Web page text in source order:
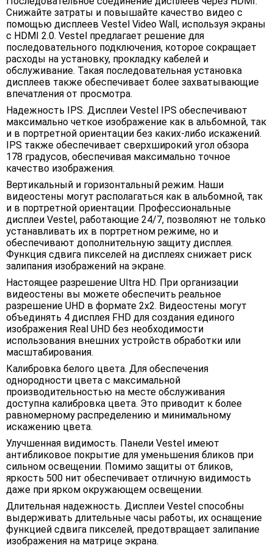
Снижайте затраты и повышайте качество видео с
помощью дисплеев Vestel Video Wall, используя экраны
с HDMI 2.0. Vestel предлагает решение для
последовательного подключения, которое сокращает
расходы на установку, прокладку кабелей и
обслуживание. Такая последовательная установка
дисплеев также обеспечивает более захватывающие
впечатления от просмотра.
Надежность IPS. Дисплеи Vestel IPS обеспечивают
максимально четкое изображение как в альбомной, так
и в портретной ориентации без каких-либо искажений.
IPS также обеспечивает сверхширокий угол обзора
178 градусов, обеспечивая максимально точное
качество изображения.
Вертикальный и горизонтальный режим. Наши
видеостены могут располагаться как в альбомной, так
и в портретной ориентации. Профессиональные
дисплеи Vestel, работающие 24/7, позволяют не только
устанавливать их в портретном режиме, но и
обеспечивают дополнительную защиту дисплея.
Функция сдвига пикселей на дисплеях снижает риск
залипания изображений на экране.
Настоящее разрешение Ultra HD. При организации
видеостены вы можете обеспечить реальное
разрешение UHD в формате 2x2. Видеостены могут
объединять 4 дисплея FHD для создания единого
изображения Real UHD без необходимости
использования внешних устройств обработки или
масштабирования.
Калибровка белого цвета. Для обеспечения
однородности цвета с максимальной
производительностью на месте обслуживания
доступна калибровка цвета. Это приводит к более
равномерному распределению и минимальному
искажению цвета.
Улучшенная видимость. Панели Vestel имеют
антибликовое покрытие для уменьшения бликов при
сильном освещении. Помимо защиты от бликов,
яркость 500 нит обеспечивает отличную видимость
даже при ярком окружающем освещении.
Длительная надежность. Дисплеи Vestel способны
выдерживать длительные часы работы, их оснащение
функцией сдвига пикселей, предотвращает залипание
изображения на матрице экрана.